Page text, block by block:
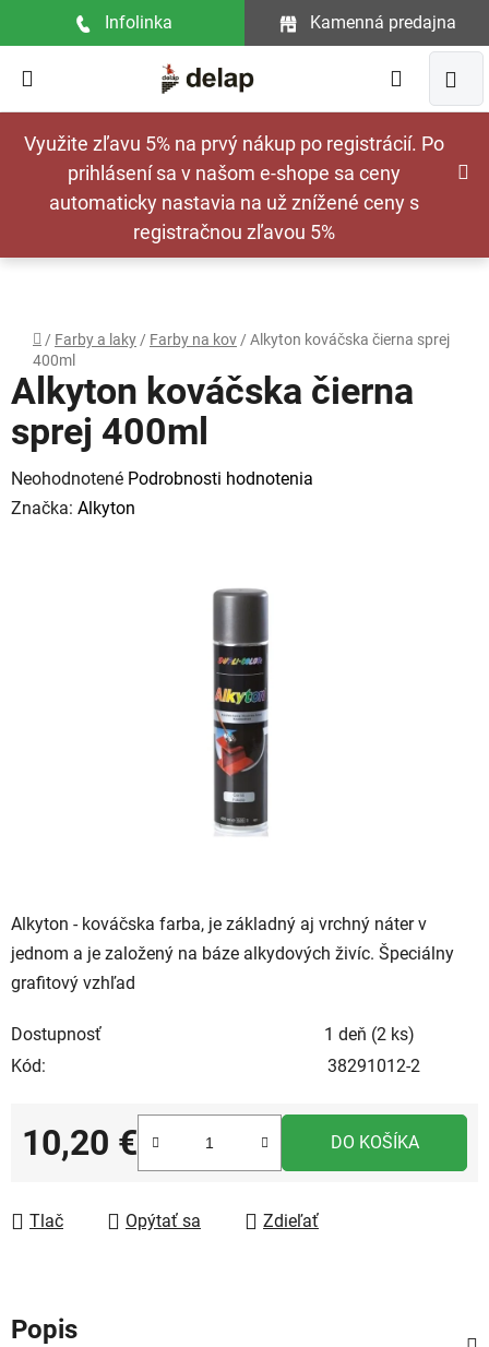
Využite zľavu 5% na prvý nákup po registrácií. Po
prihlásení sa v našom e-shope sa ceny
automaticky nastavia na už znížené ceny s
registračnou zľavou 5%
Infolinka Kamenná predajna
Hľadať
Domov
/ Farby a laky / Farby na kov / Alkyton kováčska čierna sprej
400ml
Alkyton - kováčska farba, je základný aj vrchný náter v
jednom a je založený na báze alkydových živíc. Špeciálny
grafitový vzhľad
Dostupnosť 1 deň (2 ks)
Kód:
38291012-2
10,20 €
Jednotková cena:
DO KOŠÍKA
Tlač Opýtať sa Zdieľať
Alkyton kováčska čierna
sprej 400ml
Priemerné
hodnotenie
Neohodnotené Podrobnosti hodnotenia
Značka: Alkyton
Popis